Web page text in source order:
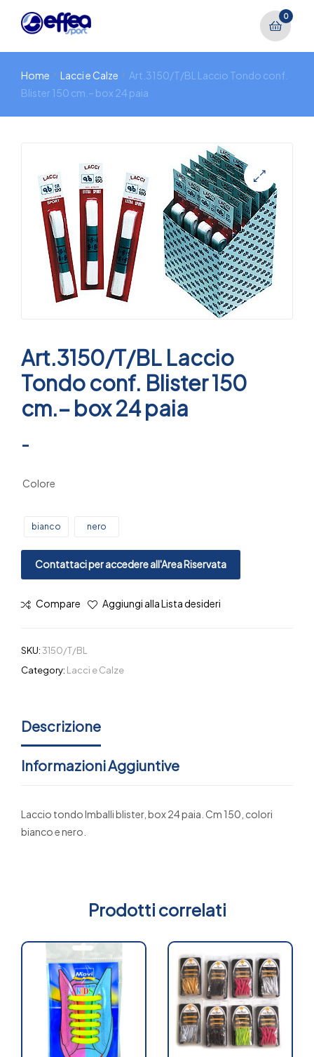
0
Home Lacci e Calze
Art.3150/T/BL Laccio Tondo conf.
Blister 150 cm.– box 24 paia
🔍
Art.3150/T/BL Laccio
Tondo conf. Blister 150
cm.– box 24 paia
-
Colore
bianco nero
Contattaci per accedere all'Area Riservata
Compare Aggiungi alla Lista desideri
SKU: 3150/T/BL
Category: Lacci e Calze
Descrizione
Informazioni Aggiuntive
Laccio tondo Imballi blister, box 24 paia. Cm 150, colori
bianco e nero.
Prodotti correlati